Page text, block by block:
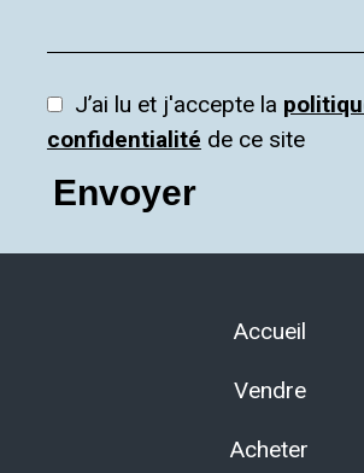
J’ai lu et j'accepte la
confidentialité de ce site
Envoyer
Accueil
Vendre
Acheter